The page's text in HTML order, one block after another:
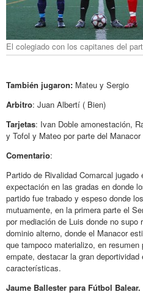
El colegiado con los capitanes del
También jugaron: Mateu y Sergio
Arbitro: Juan Albertí ( Bien)
Tarjetas: Ivan Doble amonestación,
y Tofol y Mateo por parte del Manacor
Comentario:
Partido de Rivalidad Comarcal
expectación en las gradas en donde
partido fue trabado y espeso donde
mutuamente, en la primera parte el
por mediación de Luis donde no supo
dominio alterno, donde el Manacor
que tampoco materializo, en
empate, destacar la gran
características.
Jaume Ballester para Fútbol Balear.